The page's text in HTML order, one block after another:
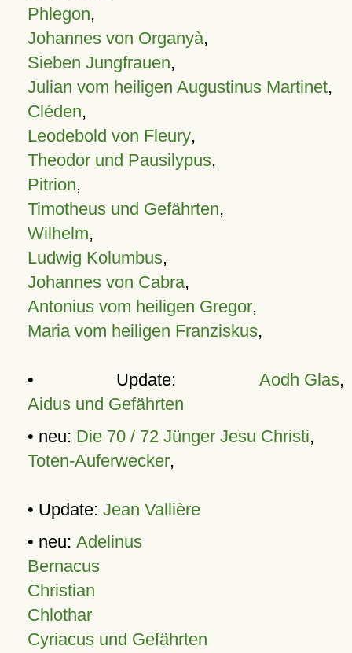
Phlegon,
Johannes von Organyà,
Sieben Jungfrauen,
Julian vom heiligen Augustinus Martinet,
Cléden,
Leodebold von Fleury,
Theodor und Pausilypus,
Pitrion,
Timotheus und Gefährten,
Wilhelm,
Ludwig Kolumbus,
Johannes von Cabra,
Antonius vom heiligen Gregor,
Maria vom heiligen Franziskus,
• Update: Aodh Glas,
Aidus und Gefährten
• neu: Die 70 / 72 Jünger Jesu Christi,
Toten-Auferwecker,
• Update: Jean Vallière
• neu: Adelinus
Bernacus
Christian
Chlothar
Cyriacus und Gefährten